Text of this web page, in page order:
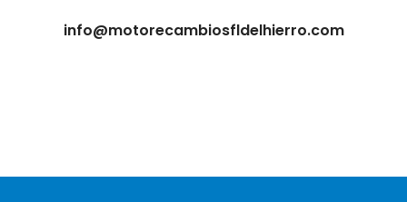
info@motorecambiosfldelhierro.com